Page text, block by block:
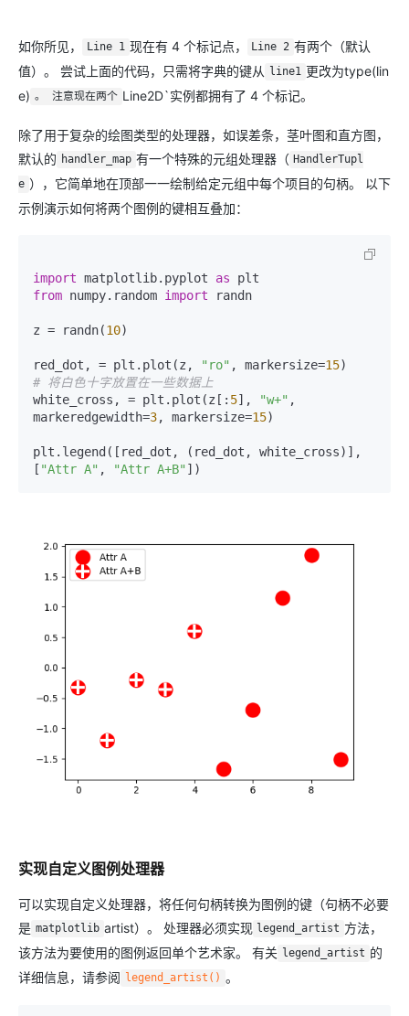
如你所见， Line 1 现在有 4 个标记点， Line 2 有两个（默认
值）。 尝试上面的代码，只需将字典的键从
line1 更改为type(lin
e) 。 注意现在两个 Line2D`实例都拥有了 4 个标记。
除了用于复杂的绘图类型的处理器，如误差条，茎叶图和直方图，
默认的 handler_map 有一个特殊的元组处理器（ HandlerTupl
e ），它简单地在顶部一一绘制给定元组中每个项目的句柄。 以下
示例演示如何将两个图例的键相互叠加：
import matplotlib.pyplot as
from numpy.random import randn
z = randn(10)
red_dot, = plt.plot(z, "ro" , markersize=15
# 将白色十字放置在一些数据上
white_cross, = plt.plot(z[: 5], "w+" ,
markeredgewidth=3, markersize=15)
plt.legend([red_dot, (red_dot, white_cross)],
[ "Attr A" , "Attr A+B" ])
实现自定义图例处理器
可以实现自定义处理器，将任何句柄转换为图例的键（句柄不必要
是 matplotlib artist）。 处理器必须实现 legend_artist 方法，
该方法为要使用的图例返回单个艺术家。 有关 legend_artist 的
详细信息，请参阅 legend_artist() 。